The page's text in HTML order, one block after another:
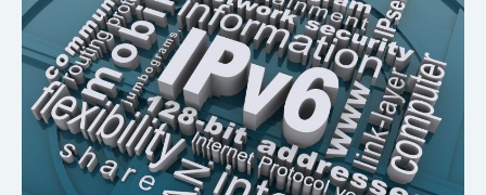
vs.
IPv4:
Mengapa
Migrasi
ke
IPv6
Penting
untuk